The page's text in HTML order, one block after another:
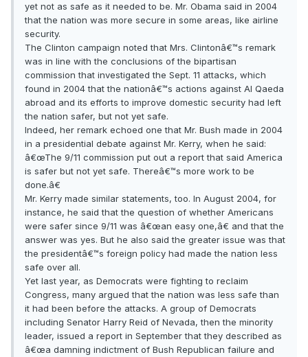
yet not as safe as it needed to be. Mr. Obama said in 2004
that the nation was more secure in some areas, like airline
security.
The Clinton campaign noted that Mrs. Clintonâ€™s remark
was in line with the conclusions of the bipartisan
commission that investigated the Sept. 11 attacks, which
found in 2004 that the nationâ€™s actions against Al Qaeda
abroad and its efforts to improve domestic security had left
the nation safer, but not yet safe.
Indeed, her remark echoed one that Mr. Bush made in 2004
in a presidential debate against Mr. Kerry, when he said:
â€œThe 9/11 commission put out a report that said America
is safer but not yet safe. Thereâ€™s more work to be
done.â€
Mr. Kerry made similar statements, too. In August 2004, for
instance, he said that the question of whether Americans
were safer since 9/11 was â€œan easy one,â€ and that the
answer was yes. But he also said the greater issue was that
the presidentâ€™s foreign policy had made the nation less
safe over all.
Yet last year, as Democrats were fighting to reclaim
Congress, many argued that the nation was less safe than
it had been before the attacks. A group of Democrats
including Senator Harry Reid of Nevada, then the minority
leader, issued a report in September that they described as
â€œa damning indictment of Bush Republican failure and